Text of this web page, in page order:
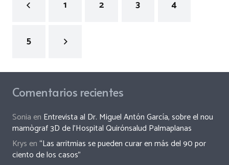
1 2 3 4
5
Comentarios recientes
Sonia en Entrevista al Dr. Miguel Antón García, sobre el nou
mamògraf 3D de l’Hospital Quirónsalud Palmaplanas
Krys en“Las arritmias se pueden curar en más del 90 por
ciento de los casos”